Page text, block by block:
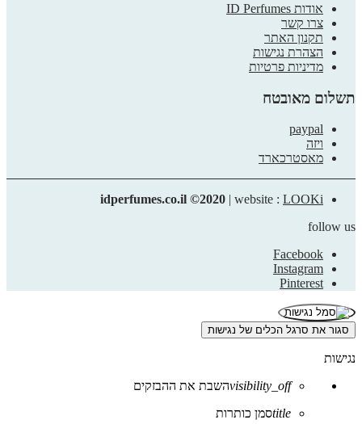
אודות ID Perfumes
צרו קשר
תקנון האתר
הצהרת נגישות
מדיניות פרטיות
תשלום מאובטח
paypal
ויזה
מאסטרכארד
idperfumes.co.il ©2020 | website : LOOKi
follow us
Facebook
Instagram
Pinterest
סגור את סרגל הכלים של נגישות
נגישות
visibility_offהשבת את ההבזקים
titleסמן כותרות